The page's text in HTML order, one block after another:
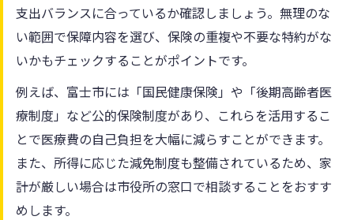
支出バランスに合っているか確認しましょう。無理のな
い範囲で保障内容を選び、保険の重複や不要な特約がな
いかもチェックすることがポイントです。
例えば、富士市には「国民健康保険」や「後期高齢者医
療制度」など公的保険制度があり、これらを活用するこ
とで医療費の自己負担を大幅に減らすことができます。
また、所得に応じた減免制度も整備されているため、家
計が厳しい場合は市役所の窓口で相談することをおすす
めします。